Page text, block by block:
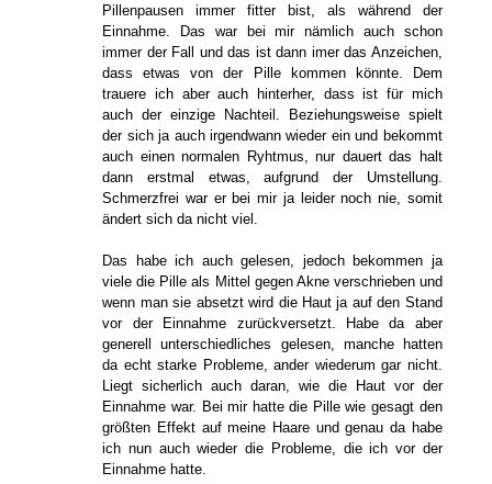
Pillenpausen immer fitter bist, als während der
Einnahme. Das war bei mir nämlich auch schon
immer der Fall und das ist dann imer das Anzeichen,
dass etwas von der Pille kommen könnte. Dem
trauere ich aber auch hinterher, dass ist für mich
auch der einzige Nachteil. Beziehungsweise spielt
der sich ja auch irgendwann wieder ein und bekommt
auch einen normalen Ryhtmus, nur dauert das halt
dann erstmal etwas, aufgrund der Umstellung.
Schmerzfrei war er bei mir ja leider noch nie, somit
ändert sich da nicht viel.
Das habe ich auch gelesen, jedoch bekommen ja
viele die Pille als Mittel gegen Akne verschrieben und
wenn man sie absetzt wird die Haut ja auf den Stand
vor der Einnahme zurückversetzt. Habe da aber
generell unterschiedliches gelesen, manche hatten
da echt starke Probleme, ander wiederum gar nicht.
Liegt sicherlich auch daran, wie die Haut vor der
Einnahme war. Bei mir hatte die Pille wie gesagt den
größten Effekt auf meine Haare und genau da habe
ich nun auch wieder die Probleme, die ich vor der
Einnahme hatte.